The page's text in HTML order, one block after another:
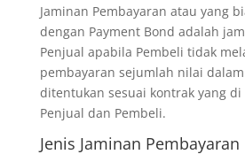
Jaminan Pembayaran atau yang
dengan Payment Bond adalah
Penjual apabila Pembeli tidak
pembayaran sejumlah nilai
ditentukan sesuai kontrak yang
Penjual dan Pembeli.
Jenis Jaminan Pembayaran